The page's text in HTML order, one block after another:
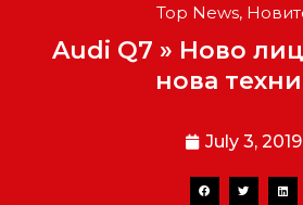
Top News,
Audi Q7 » Ново
нова
July 3, 2019